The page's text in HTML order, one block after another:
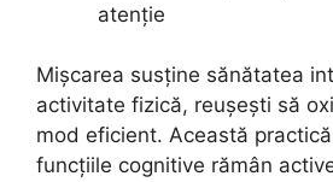
atenție
Mișcarea susține sănătatea
activitate fizică, reușești să
mod eficient. Această
funcțiile cognitive rămân